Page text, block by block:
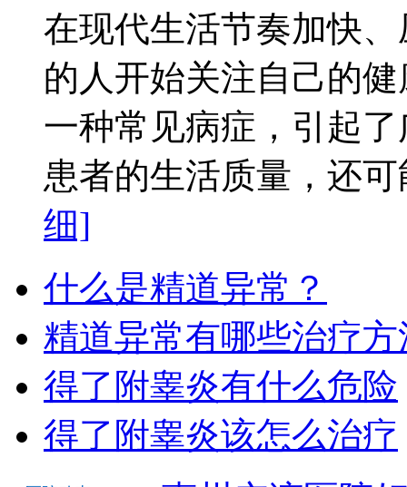
在现代生活节奏加快
的人开始关注自己的
一种常见病症，引起
患者的生活质量，还
细]
什么是精道异常？
精道异常有哪些治疗方
得了附睾炎有什么危险
得了附睾炎该怎么治疗